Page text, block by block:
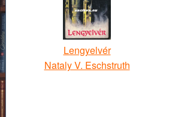
Lengyelvér
Nataly V. Eschstruth